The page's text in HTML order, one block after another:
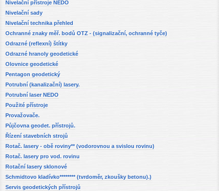
Nivelační přístroje NEDO
Nivelační sady
Nivelační technika přehled
Ochranné znaky měř. bodů OTZ - (signalizační, ochranné tyče)
Odrazné (reflexní) štítky
Odrazné hranoly geodetické
Olovnice geodetické
Pentagon geodetický
Potrubní (kanalizační) lasery.
Potrubní laser NEDO
Použité přístroje
Provažovače.
Půjčovna geodet. přístrojů.
Řízení stavebních strojů
Rotač. lasery - obě roviny** (vodorovnou a svislou rovinu)
Rotač. lasery pro vod. rovinu
Rotační lasery sklonové
Schmidtovo kladívko******** (tvrdoměr, zkoušky betonu).)
Servis geodetických přístrojů